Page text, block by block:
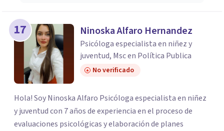
17 Ninoska Alfaro Hernandez
Psicóloga especialista en niñez y
juventud, Msc en Política Publica
No verificado
Hola! Soy Ninoska Alfaro Psicóloga especialista en niñez
y juventud con 7 años de experiencia en el proceso de
evaluaciones psicológicas y elaboración de planes